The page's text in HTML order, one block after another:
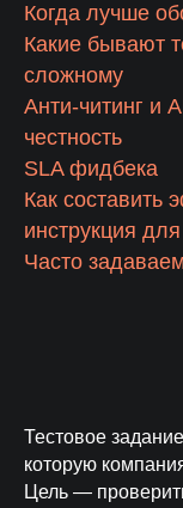
МЕНЕДЖЕР
Когда лучше
Какие бывают
сложному
Анти-читинг и
честность
SLA фидбека
Как составить
инструкция
Часто
Тестовое
которую
Цель —